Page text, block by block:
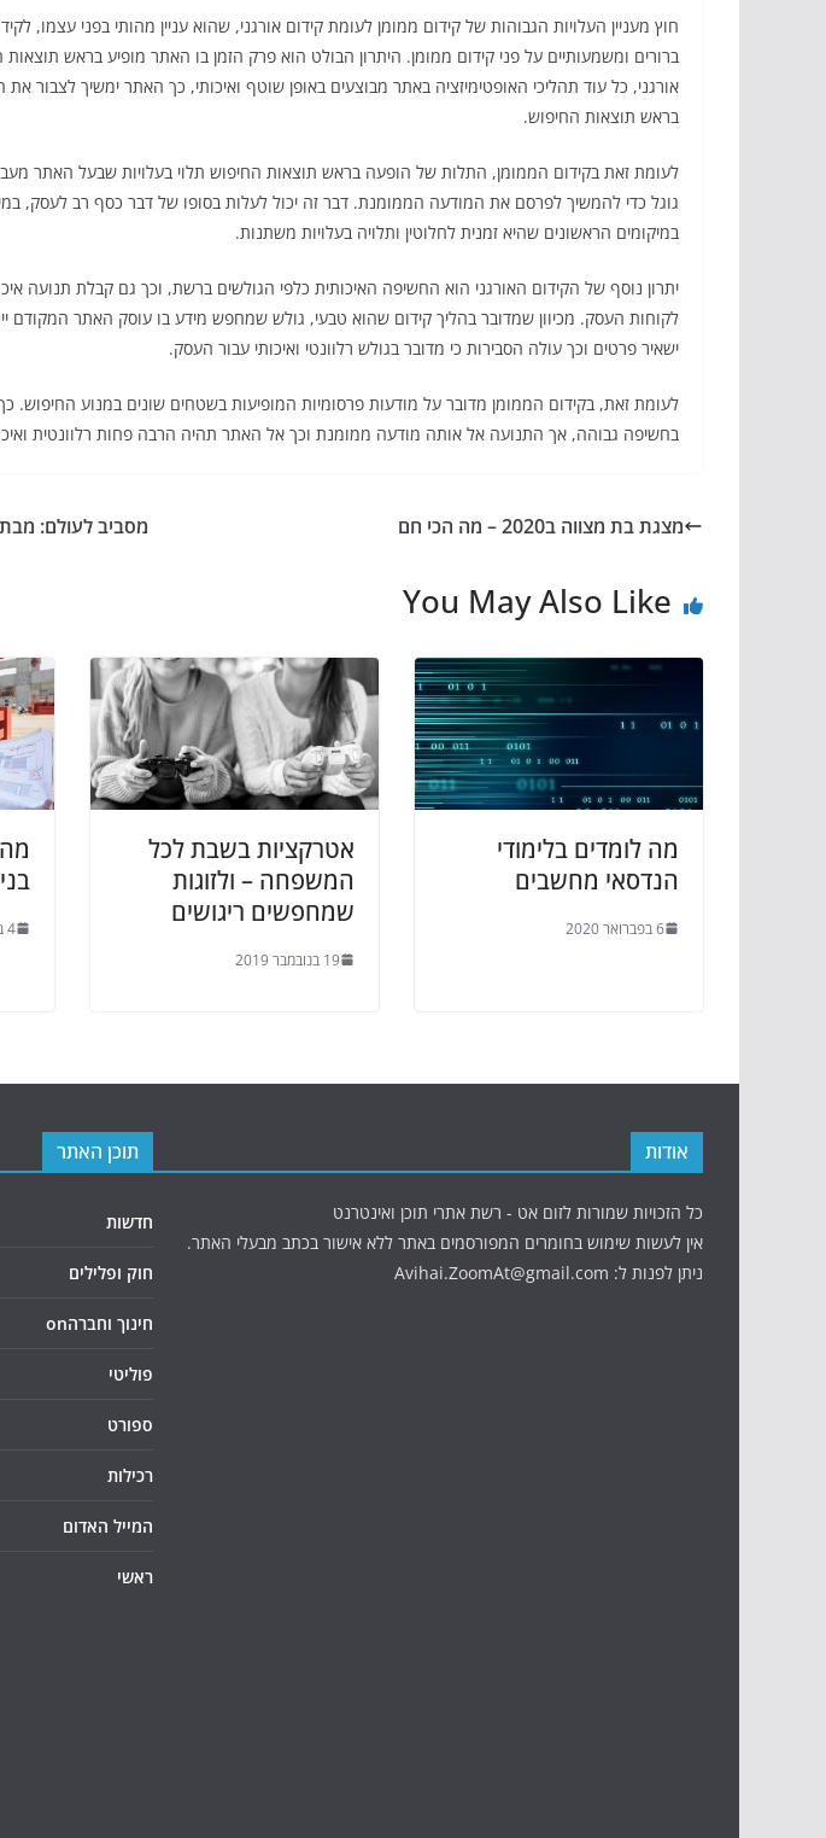
חוץ מעניין העלויות הגבוהות של קידום ממומן לעומת קידום אורגני, שהוא עניין מהותי בפני עצמו,
ברורים ומשמעותיים על פני קידום ממומן. היתרון הבולט הוא פרק הזמן בו האתר מופיע בראש
אורגני, כל עוד תהליכי האופטימיזציה באתר מבוצעים באופן שוטף ואיכותי, כך האתר ימשיך לצבור
בראש תוצאות החיפוש.
לעומת זאת בקידום הממומן, התלות של הופעה בראש תוצאות החיפוש תלוי בעלויות שבעל האתר
גוגל כדי להמשיך לפרסם את המודעה הממומנת. דבר זה יכול לעלות בסופו של דבר כסף רב לעסק,
במיקומים הראשונים שהיא זמנית לחלוטין ותלויה בעלויות משתנות.
יתרון נוסף של הקידום האורגני הוא החשיפה האיכותית כלפי הגולשים ברשת, וכך גם קבלת תנועה
לקוחות העסק. מכיוון שמדובר בהליך קידום שהוא טבעי, גולש שמחפש מידע בו עוסק האתר המקודם
ישאיר פרטים וכך עולה הסבירות כי מדובר בגולש רלוונטי ואיכותי עבור העסק.
לעומת זאת, בקידום הממומן מדובר על מודעות פרסומיות המופיעות בשטחים שונים במנוע החיפוש.
בחשיפה גבוהה, אך התנועה אל אותה מודעה ממומנת וכך אל האתר תהיה הרבה פחות רלוונטית
מצגת בת מצווה ב2020 – מה הכי חם מסביב לעולם: מבת ים ליורו
You May Also Like
מה לומדים בלימודי
הנדסאי מחשבים
6 בפברואר 2020
אטרקציות בשבת לכל
המשפחה – ולזוגות
שמחפשים ריגושים
19 בנובמבר 2019
4 בנובמבר 2019
אודות
כל הזכויות שמורות לזום אט - רשת אתרי תוכן ואינטרנט
אין לעשות שימוש בחומרים המפורסמים באתר ללא אישור בכתב מבעלי האתר.
ניתן לפנות ל: Avihai.ZoomAt@gmail.com
תוכן האתר
חדשות
חוק ופלילים
חינוך וחברהon
פוליטי
ספורט
רכילות
המייל האדום
ראשי